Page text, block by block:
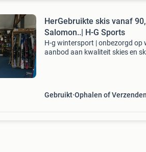
HerGebruikte skis vanaf
Salomon..| H-G Sports
H-g wintersport | onbezorgd
aanbod aan kwaliteit skies en
Gebruikt Ophalen of Verzenden